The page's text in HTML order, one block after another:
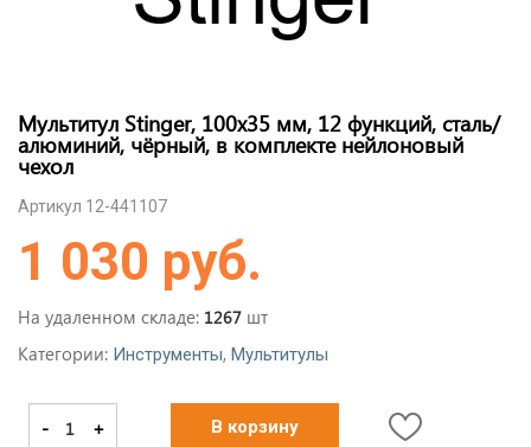
Мультитул Stinger, 100x35 мм, 12 функций, сталь/
алюминий, чёрный, в комплекте нейлоновый
чехол
Артикул 12-441107
1 030 руб.
На удаленном складе: 1267 шт
Категории: Инструменты, Мультитулы
- + В корзину